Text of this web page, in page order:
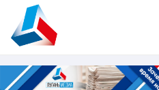
content